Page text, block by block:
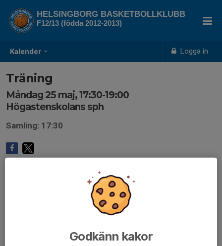
Kalender Logga in
HELSINGBORG BASKETBOLLKLUBB
F12/13 (födda 2012-2013)
Träning
Måndag 25 maj, 17:30-19:00
Högastenskolans sph
Samling: 17:30
Godkänn kakor